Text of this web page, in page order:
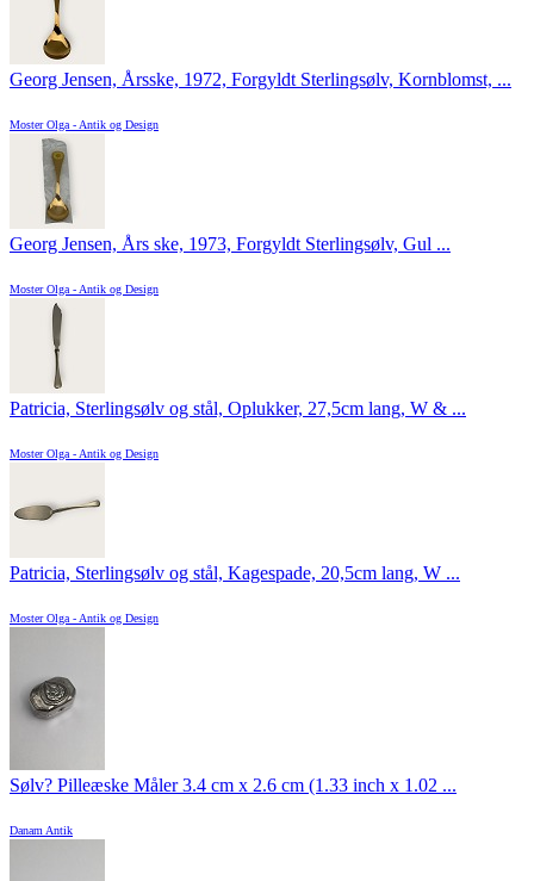
Georg Jensen, Årsske, 1972, Forgyldt Sterlingsølv, Kornblomst, ...
Moster Olga - Antik og Design
Georg Jensen, Års ske, 1973, Forgyldt Sterlingsølv, Gul ...
Moster Olga - Antik og Design
Patricia, Sterlingsølv og stål, Oplukker, 27,5cm lang, W & ...
Moster Olga - Antik og Design
Patricia, Sterlingsølv og stål, Kagespade, 20,5cm lang, W ...
Moster Olga - Antik og Design
Sølv? Pilleæske Måler 3.4 cm x 2.6 cm (1.33 inch x 1.02 ...
Danam Antik